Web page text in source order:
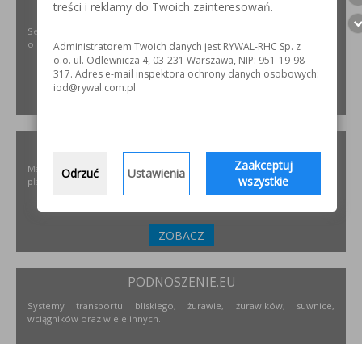
SZLIFOWANIE.INFO
Serwis internetowy poświęcony obróbce stali nierdzewnej. Wszystko
o materiałach, urządzeniach i technologiach.
Materiały i urządzenia do napawania i regeneracji. Układy
plastyfikujące oraz obróbka CNC.
ZOBACZ
PODNOSZENIE.EU
Systemy transportu bliskiego, żurawie, żurawików, suwnice,
wciągników oraz wiele innych.
treści i reklamy do Twoich zainteresowań.
Administratorem Twoich danych jest RYWAL-RHC Sp. z
o.o. ul. Odlewnicza 4, 03-231 Warszawa, NIP: 951-19-98-
317. Adres e-mail inspektora ochrony danych osobowych:
iod@rywal.com.pl
Odrzuć Ustawienia
Zaakceptuj
wszystkie